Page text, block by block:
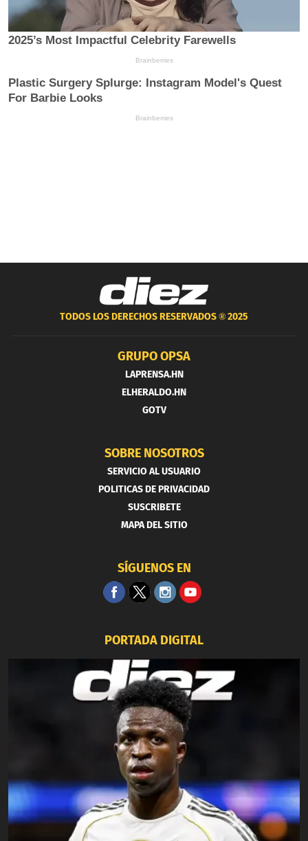
TODOS LOS DERECHOS RESERVADOS ®2025
GRUPO OPSA
LAPRENSA.HN
ELHERALDO.HN
GOTV
SOBRE NOSOTROS
SERVICIO AL USUARIO
POLITICAS DE PRIVACIDAD
SUSCRIBETE
MAPA DEL SITIO
SÍGUENOS EN
PORTADA DIGITAL